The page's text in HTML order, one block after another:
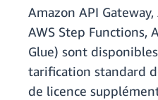
Amazon API
AWS Step Functions,
Glue) sont
tarification standard
de licence